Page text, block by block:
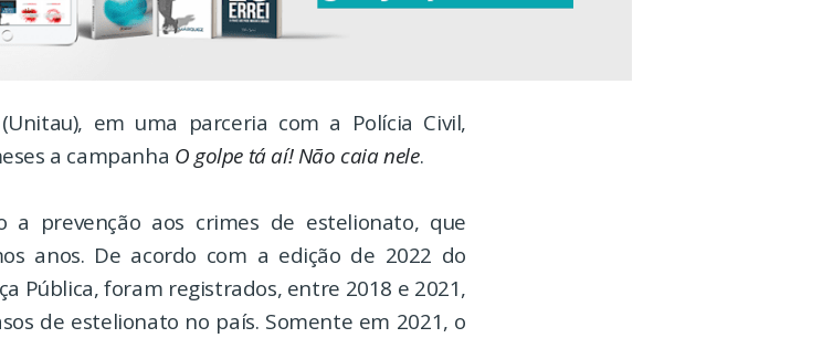
em uma parceria com a Polícia Civil,
a campanha O golpe tá aí! Não caia nele.
a prevenção aos crimes de estelionato, que
anos. De acordo com a edição de 2022 do
Pública, foram registrados, entre 2018 e 2021,
de estelionato no país. Somente em 2021, o